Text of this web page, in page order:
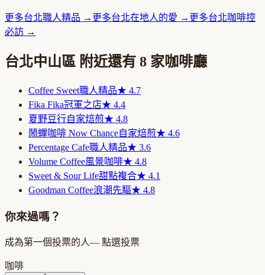
更多台北職人精品 → 更多台北在地人的愛 → 更多台北咖啡控
必訪 →
台北中山區 附近還有 8 家咖啡廳
Coffee Sweet職人精品★ 4.7
Fika Fika冠軍之店★ 4.4
夏野豆行自家焙煎★ 4.8
鬧蟬咖啡 Now Chance自家焙煎★ 4.6
Percentage Cafe職人精品★ 3.6
Volume Coffee風景咖啡★ 4.8
Sweet & Sour Life甜點複合★ 4.1
Goodman Coffee浪潮先驅★ 4.8
你來過嗎？
成為第一個投票的人— 點選投票
咖啡